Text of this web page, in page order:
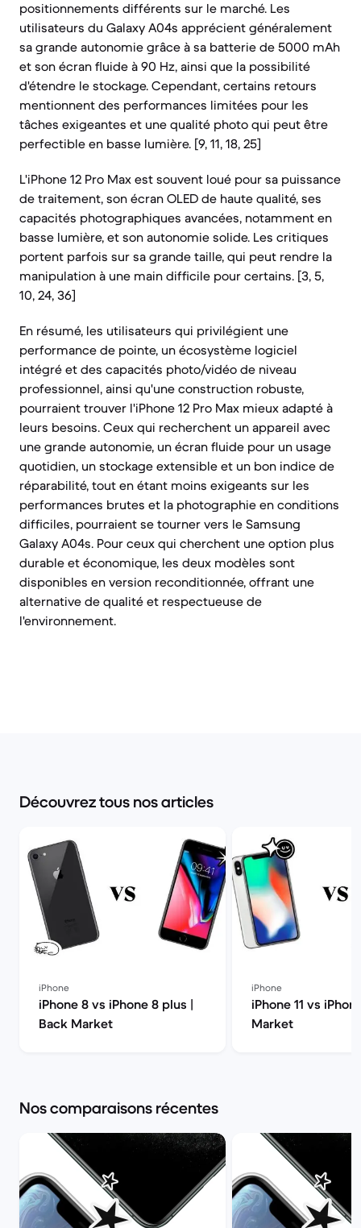
positionnements différents sur le marché. Les
utilisateurs du Galaxy A04s apprécient généralement
sa grande autonomie grâce à sa batterie de 5000 mAh
et son écran fluide à 90 Hz, ainsi que la possibilité
d'étendre le stockage. Cependant, certains retours
mentionnent des performances limitées pour les
tâches exigeantes et une qualité photo qui peut être
perfectible en basse lumière. [9, 11, 18, 25]
L'iPhone 12 Pro Max est souvent loué pour sa puissance
de traitement, son écran OLED de haute qualité, ses
capacités photographiques avancées, notamment en
basse lumière, et son autonomie solide. Les critiques
portent parfois sur sa grande taille, qui peut rendre la
manipulation à une main difficile pour certains. [3, 5,
10, 24, 36]
En résumé, les utilisateurs qui privilégient une
performance de pointe, un écosystème logiciel
intégré et des capacités photo/vidéo de niveau
professionnel, ainsi qu'une construction robuste,
pourraient trouver l'iPhone 12 Pro Max mieux adapté à
leurs besoins. Ceux qui recherchent un appareil avec
une grande autonomie, un écran fluide pour un usage
quotidien, un stockage extensible et un bon indice de
réparabilité, tout en étant moins exigeants sur les
performances brutes et la photographie en conditions
difficiles, pourraient se tourner vers le Samsung
Galaxy A04s. Pour ceux qui cherchent une option plus
durable et économique, les deux modèles sont
disponibles en version reconditionnée, offrant une
alternative de qualité et respectueuse de
l'environnement.
Découvrez tous nos articles
iPhone
iPhone 8 vs iPhone 8 plus |
Back Market
iPhone
iPhone 11 vs
Market
Nos comparaisons récentes